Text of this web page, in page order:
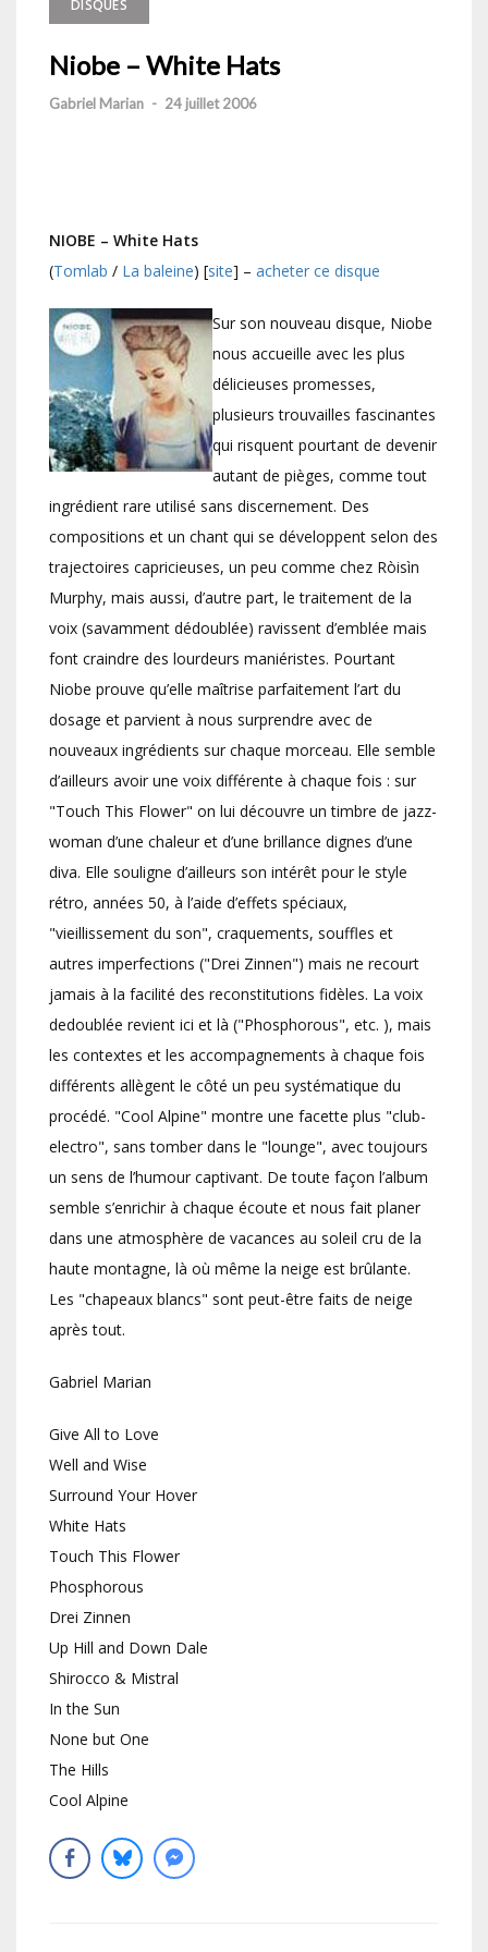
DISQUES
Niobe – White Hats
Gabriel Marian - 24 juillet 2006
NIOBE – White Hats
(Tomlab / La baleine) [site] – acheter ce disque
Sur son nouveau disque, Niobe
nous accueille avec les plus
délicieuses promesses,
plusieurs trouvailles fascinantes
qui risquent pourtant de devenir
autant de pièges, comme tout
ingrédient rare utilisé sans discernement. Des
compositions et un chant qui se développent selon des
trajectoires capricieuses, un peu comme chez Ròisìn
Murphy, mais aussi, d’autre part, le traitement de la
voix (savamment dédoublée) ravissent d’emblée mais
font craindre des lourdeurs maniéristes. Pourtant
Niobe prouve qu’elle maîtrise parfaitement l’art du
dosage et parvient à nous surprendre avec de
nouveaux ingrédients sur chaque morceau. Elle semble
d’ailleurs avoir une voix différente à chaque fois : sur
"Touch This Flower" on lui découvre un timbre de jazz-
woman d’une chaleur et d’une brillance dignes d’une
diva. Elle souligne d’ailleurs son intérêt pour le style
rétro, années 50, à l’aide d’effets spéciaux,
"vieillissement du son", craquements, souffles et
autres imperfections ("Drei Zinnen") mais ne recourt
jamais à la facilité des reconstitutions fidèles. La voix
dedoublée revient ici et là ("Phosphorous", etc. ), mais
les contextes et les accompagnements à chaque fois
différents allègent le côté un peu systématique du
procédé. "Cool Alpine" montre une facette plus "club-
electro", sans tomber dans le "lounge", avec toujours
un sens de l’humour captivant. De toute façon l’album
semble s’enrichir à chaque écoute et nous fait planer
dans une atmosphère de vacances au soleil cru de la
haute montagne, là où même la neige est brûlante.
Les "chapeaux blancs" sont peut-être faits de neige
après tout.
Gabriel Marian
Give All to Love
Well and Wise
Surround Your Hover
White Hats
Touch This Flower
Phosphorous
Drei Zinnen
Up Hill and Down Dale
Shirocco & Mistral
In the Sun
None but One
The Hills
Cool Alpine